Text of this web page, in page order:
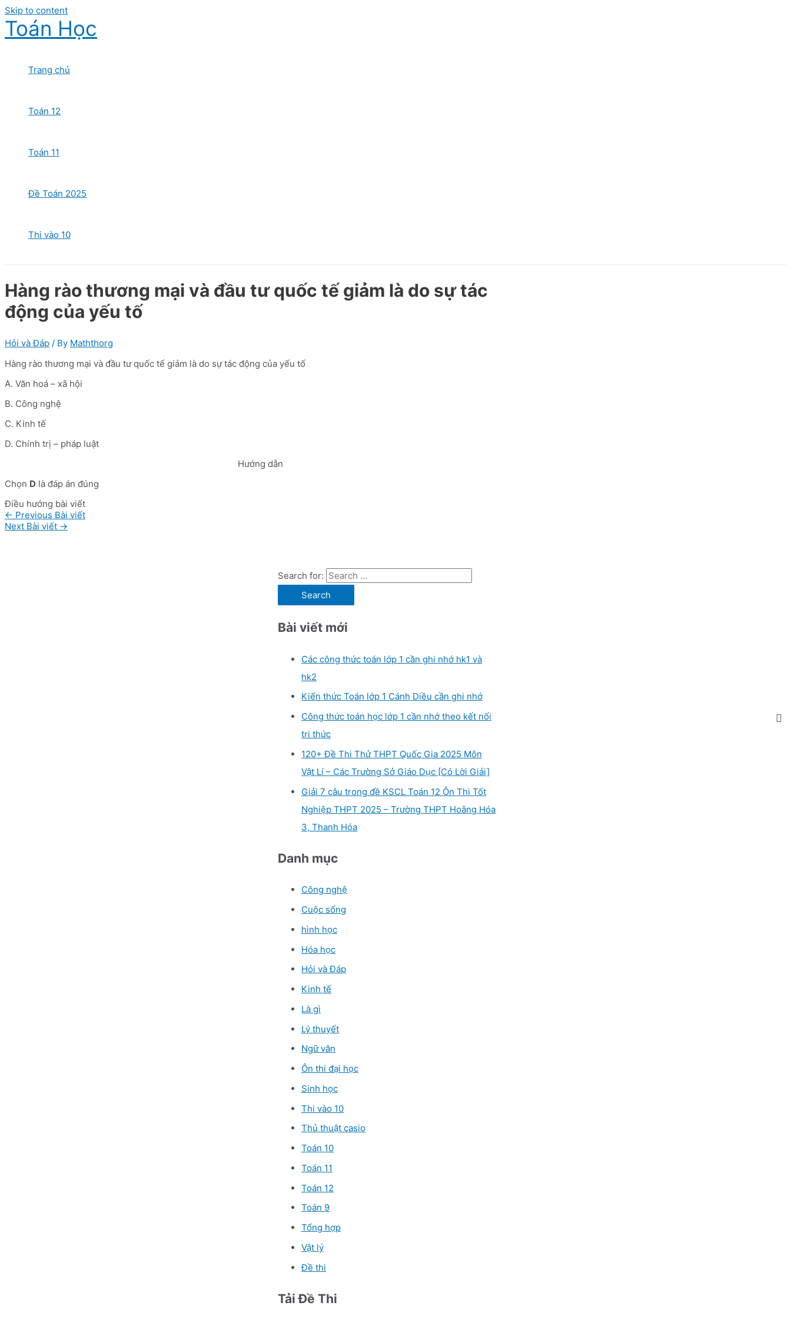
Skip to content
Toán Học
Trang chủ
Toán 12
Toán 11
Đề Toán 2025
Thi vào 10
Hàng rào thương mại và đầu tư quốc tế giảm là do sự tác
động của yếu tố
Hỏi và Đáp / By Maththorg
Hàng rào thương mại và đầu tư quốc tế giảm là do sự tác động của yếu tố
A. Văn hoá – xã hội
B. Công nghệ
C. Kinh tế
D. Chính trị – pháp luật
Hướng dẫn
Chọn D là đáp án đúng
Điều hướng bài viết
← Previous Bài viết
Next Bài viết →
Search for:
Bài viết mới
Các công thức toán lớp 1 cần ghi nhớ hk1 và
hk2
Kiến thức Toán lớp 1 Cánh Diều cần ghi nhớ
Công thức toán học lớp 1 cần nhớ theo kết nối
tri thức
120+ Đề Thi Thử THPT Quốc Gia 2025 Môn
Vật Lí – Các Trường Sở Giáo Dục [Có Lời Giải]
Giải 7 câu trong đề KSCL Toán 12 Ôn Thi Tốt
Nghiệp THPT 2025 – Trường THPT Hoằng Hóa
3, Thanh Hóa
Danh mục
Công nghệ
Cuộc sống
hình học
Hóa học
Hỏi và Đáp
Kinh tế
Là gì
Lý thuyết
Ngữ văn
Ôn thi đại học
Sinh học
Thi vào 10
Thủ thuật casio
Toán 10
Toán 11
Toán 12
Toán 9
Tổng hợp
Vật lý
Đề thi
Tải Đề Thi